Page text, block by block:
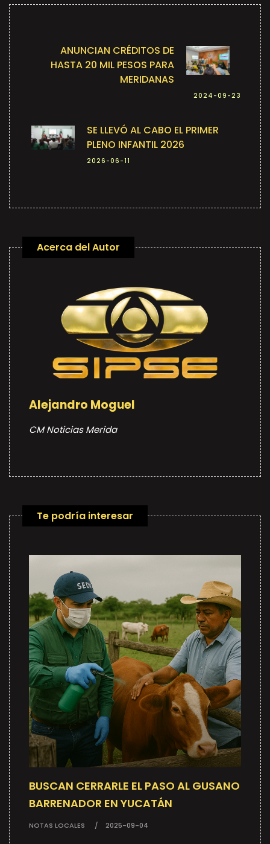
ANUNCIAN CRÉDITOS DE
HASTA 20 MIL PESOS PARA
MERIDANAS
2024-09-23
SE LLEVÓ AL CABO EL PRIMER
PLENO INFANTIL 2026
2026-06-11
Acerca del Autor
Alejandro Moguel
CM Noticias Merida
Te podría interesar
BUSCAN CERRARLE EL PASO AL GUSANO
BARRENADOR EN YUCATÁN
NOTAS LOCALES 2025-09-04